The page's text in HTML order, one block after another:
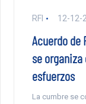
RFI 12-12-
Acuerdo de
se
esfuerzos
La cumbre se